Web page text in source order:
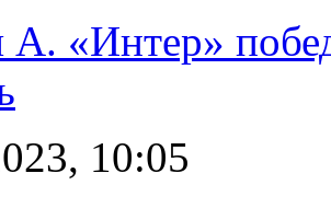
А. «Интер»
10:05